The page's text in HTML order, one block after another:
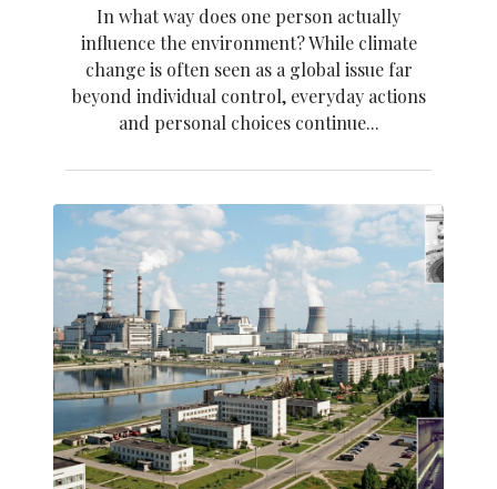
In what way does one person actually
influence the environment? While climate
change is often seen as a global issue far
beyond individual control, everyday actions
and personal choices continue...